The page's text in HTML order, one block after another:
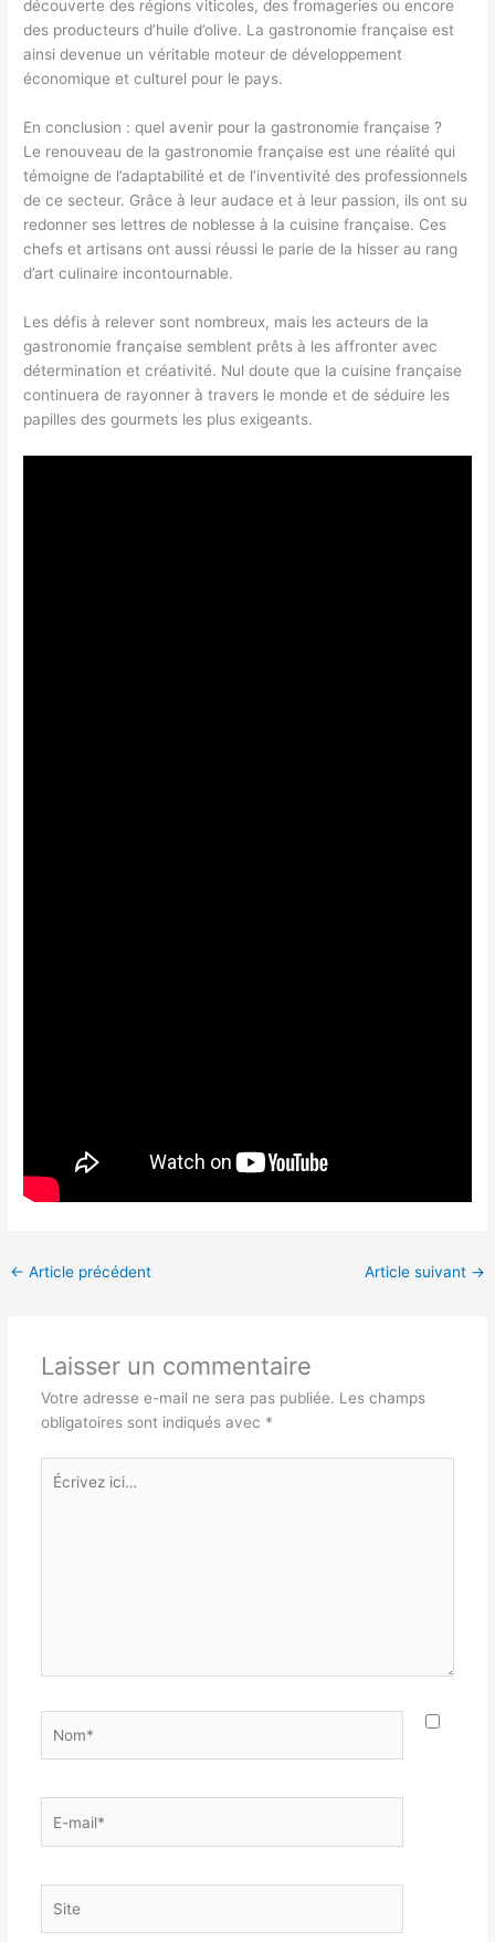
découverte des régions viticoles, des fromageries ou encore
des producteurs d’huile d’olive. La gastronomie française est
ainsi devenue un véritable moteur de développement
économique et culturel pour le pays.
En conclusion : quel avenir pour la gastronomie française ?
Le renouveau de la gastronomie française est une réalité qui
témoigne de l’adaptabilité et de l’inventivité des professionnels
de ce secteur. Grâce à leur audace et à leur passion, ils ont su
redonner ses lettres de noblesse à la cuisine française. Ces
chefs et artisans ont aussi réussi le parie de la hisser au rang
d’art culinaire incontournable.
Les défis à relever sont nombreux, mais les acteurs de la
gastronomie française semblent prêts à les affronter avec
détermination et créativité. Nul doute que la cuisine française
continuera de rayonner à travers le monde et de séduire les
papilles des gourmets les plus exigeants.
← Article précédent Article suivant →
Laisser un commentaire
Votre adresse e-mail ne sera pas publiée. Les champs
obligatoires sont indiqués avec *
Écrivez
ici…
mail*